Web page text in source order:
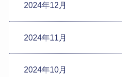
2024年12月
2024年11月
2024年10月